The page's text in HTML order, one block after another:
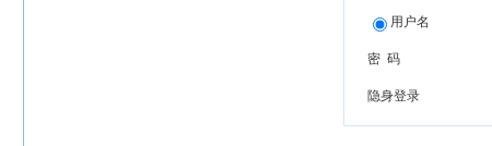
用户名
密 码
隐身登录